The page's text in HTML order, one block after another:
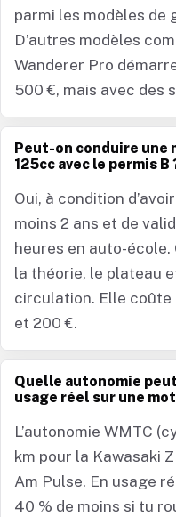
parmi les modèles de
D’autres modèles
Wanderer Pro
500 €, mais avec des
Peut-on conduire une
125cc avec le permis B
Oui, à condition
moins 2 ans et de
heures en auto-
la théorie, le plateau
circulation. Elle
et 200 €.
Quelle autonomie
usage réel sur une
L’autonomie WMTC
km pour la Kawasaki
Am Pulse. En usage
40 % de moins si tu